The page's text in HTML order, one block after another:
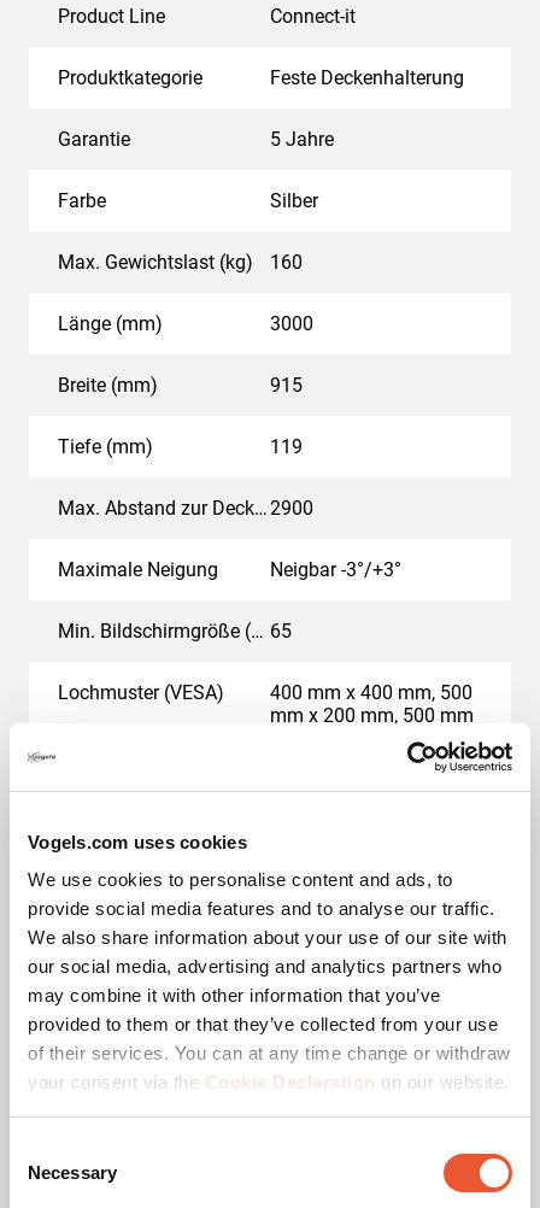
Vogels.com uses cookies
We use cookies to personalise content and ads, to
provide social media features and to analyse our traffic.
We also share information about your use of our site with
our social media, advertising and analytics partners who
may combine it with other information that you’ve
provided to them or that they’ve collected from your use
of their services. You can at any time change or withdraw
your consent via the Cookie Declaration on our website.
Selection
Necessary
Product Line Connect-it
Produktkategorie Feste Deckenhalterung
Garantie 5 Jahre
Farbe Silber
Max. Gewichtslast (kg) 160
Länge (mm) 3000
Breite (mm) 915
Tiefe (mm) 119
Max. Abstand zur Decke - Mittendisplay2900
Maximale Neigung Neigbar -3°/+3°
Min. Bildschirmgröße (Zoll) 65
Lochmuster (VESA)
400 mm x 400 mm, 500
mm x 200 mm, 500 mm
x 300 mm, 500 mm x
400 mm, 600 mm x 200
Autolock Ja
Deckenarten flache Decke